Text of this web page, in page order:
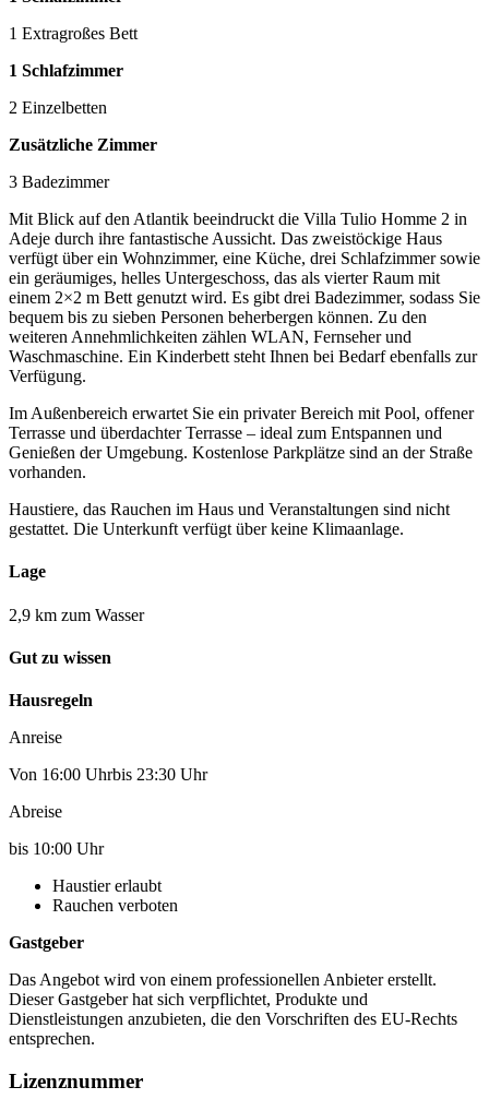
1 Extragroßes Bett
1 Schlafzimmer
2 Einzelbetten
Zusätzliche Zimmer
3 Badezimmer
Mit Blick auf den Atlantik beeindruckt die Villa Tulio Homme 2 in
Adeje durch ihre fantastische Aussicht. Das zweistöckige Haus
verfügt über ein Wohnzimmer, eine Küche, drei Schlafzimmer sowie
ein geräumiges, helles Untergeschoss, das als vierter Raum mit
einem 2×2 m Bett genutzt wird. Es gibt drei Badezimmer, sodass Sie
bequem bis zu sieben Personen beherbergen können. Zu den
weiteren Annehmlichkeiten zählen WLAN, Fernseher und
Waschmaschine. Ein Kinderbett steht Ihnen bei Bedarf ebenfalls zur
Verfügung.
Im Außenbereich erwartet Sie ein privater Bereich mit Pool, offener
Terrasse und überdachter Terrasse – ideal zum Entspannen und
Genießen der Umgebung. Kostenlose Parkplätze sind an der Straße
vorhanden.
Haustiere, das Rauchen im Haus und Veranstaltungen sind nicht
gestattet. Die Unterkunft verfügt über keine Klimaanlage.
Lage
2,9 km zum Wasser
Gut zu wissen
Hausregeln
Anreise
Von 16:00 Uhrbis 23:30 Uhr
Abreise
bis 10:00 Uhr
Haustier erlaubt
Rauchen verboten
Gastgeber
Das Angebot wird von einem professionellen Anbieter erstellt.
Dieser Gastgeber hat sich verpflichtet, Produkte und
Dienstleistungen anzubieten, die den Vorschriften des EU-Rechts
entsprechen.
Lizenznummer